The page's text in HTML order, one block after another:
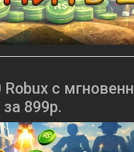
Robux с
899р.